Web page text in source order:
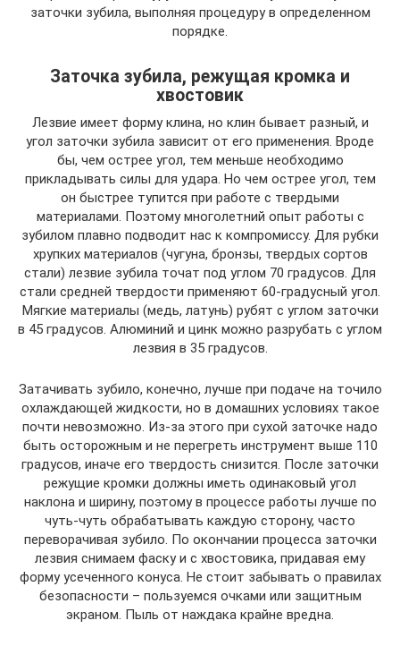
заточки зубила, выполняя процедуру в определенном
порядке.
Заточка зубила, режущая кромка и
хвостовик
Лезвие имеет форму клина, но клин бывает разный, и
угол заточки зубила зависит от его применения. Вроде
бы, чем острее угол, тем меньше необходимо
прикладывать силы для удара. Но чем острее угол, тем
он быстрее тупится при работе с твердыми
материалами. Поэтому многолетний опыт работы с
зубилом плавно подводит нас к компромиссу. Для рубки
хрупких материалов (чугуна, бронзы, твердых сортов
стали) лезвие зубила точат под углом 70 градусов. Для
стали средней твердости применяют 60-градусный угол.
Мягкие материалы (медь, латунь) рубят с углом заточки
в 45 градусов. Алюминий и цинк можно разрубать с углом
лезвия в 35 градусов.
Затачивать зубило, конечно, лучше при подаче на точило
охлаждающей жидкости, но в домашних условиях такое
почти невозможно. Из-за этого при сухой заточке надо
быть осторожным и не перегреть инструмент выше 110
градусов, иначе его твердость снизится. После заточки
режущие кромки должны иметь одинаковый угол
наклона и ширину, поэтому в процессе работы лучше по
чуть-чуть обрабатывать каждую сторону, часто
переворачивая зубило. По окончании процесса заточки
лезвия снимаем фаску и с хвостовика, придавая ему
форму усеченного конуса. Не стоит забывать о правилах
безопасности – пользуемся очками или защитным
экраном. Пыль от наждака крайне вредна.